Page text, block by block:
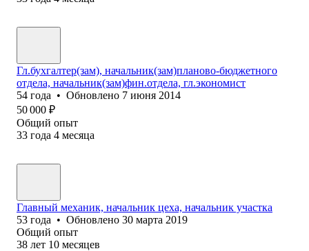
Гл.бухгалтер(зам), начальник(зам)планово-бюджетного
отдела, начальник(зам)фин.отдела, гл.экономист
54 года • Обновлено 7 июня 2014
50 000 ₽
Общий опыт
33 года 4 месяца
Главный механик, начальник цеха, начальник участка
53 года • Обновлено 30 марта 2019
Общий опыт
38 лет 10 месяцев